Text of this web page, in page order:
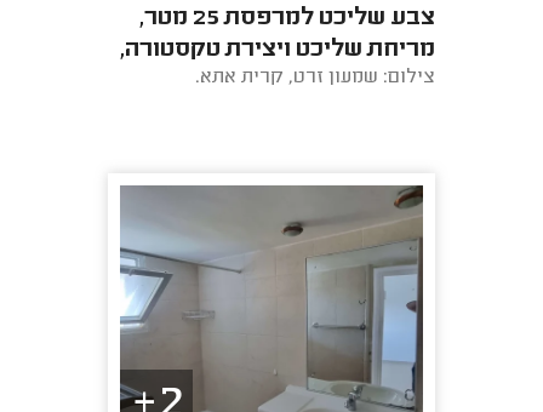
צבע שליכט למרפסת 25 מטר,
מריחת שליכט ויצירת טקסטורה,
תיקוני טיח וצביעה בצבע יסוד.
צילום: שמעון זרט, קרית אתא.